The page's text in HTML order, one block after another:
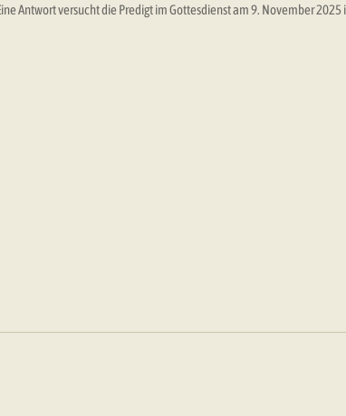
Antwort versucht die Predigt im Gottesdienst am 9. November 2025